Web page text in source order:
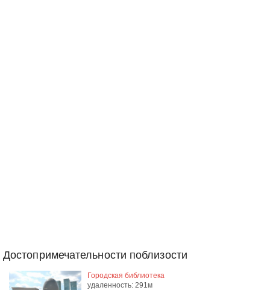
Достопримечательности поблизости
Городская библиотека
удаленность: 291м